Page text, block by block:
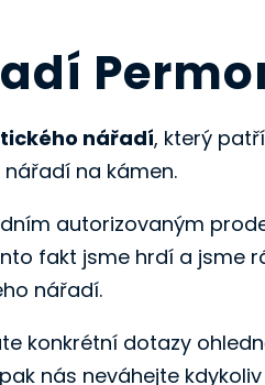
nářadí, který
na kámen.
autorizovaným
fakt jsme hrdí a jsme
nářadí.
konkrétní dotazy
nás neváhejte kdykoliv